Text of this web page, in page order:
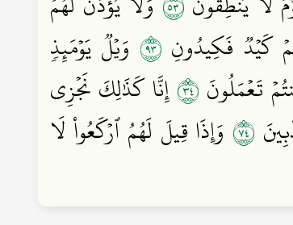
كَيۡدٞ فَكِيدُونِ ٣٩ وَيۡلٞ يَوۡمَئِذٖ
تَعۡمَلُونَ ٤٣إِنَّا كَذَٰلِكَ نَجۡزِي
٤٧ وَإِذَا قِيلَ لَهُمُ ٱرۡكَعُواْ لَا